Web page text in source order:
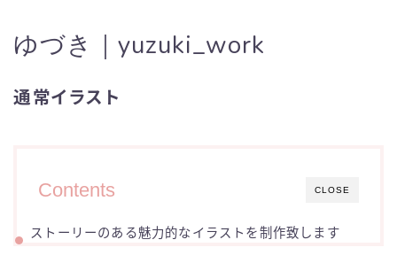
ゆづき｜yuzuki_work
通常イラスト
CLOSE
Contents
ストーリーのある魅力的なイラストを制作致します